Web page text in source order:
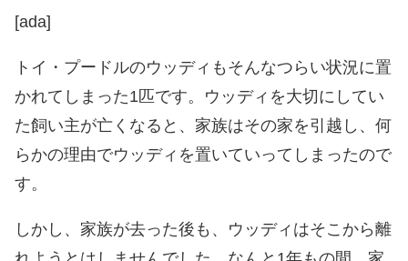
[ada]
トイ・プードルのウッディもそんなつらい状況に置
かれてしまった1匹です。ウッディを大切にしてい
た飼い主が亡くなると、家族はその家を引越し、何
らかの理由でウッディを置いていってしまったので
す。
しかし、家族が去った後も、ウッディはそこから離